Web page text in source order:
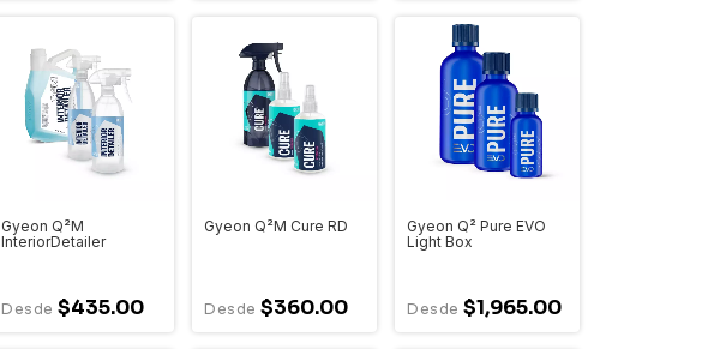
Gyeon Q²M
InteriorDetailer
$435.00
Gyeon Q²M Cure RD
$360.00
Gyeon Q² Pure EVO
Light Box
$1,965.00